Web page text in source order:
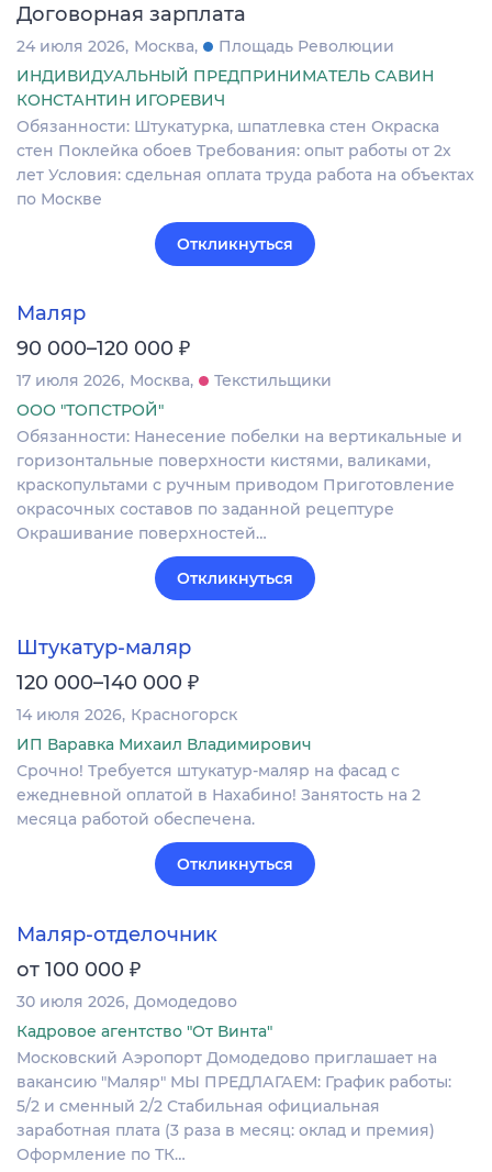
Договорная зарплата
24 июля 2026 Москва
Площадь Революции
ИНДИВИДУАЛЬНЫЙ ПРЕДПРИНИМАТЕЛЬ САВИН
КОНСТАНТИН ИГОРЕВИЧ
Обязанности: Штукатурка, шпатлевка стен Окраска
стен Поклейка обоев Требования: опыт работы от 2х
лет Условия: сдельная оплата труда работа на объектах
по Москве
Откликнуться
Маляр
90 000–120 000 ₽
17 июля 2026 Москва
Текстильщики
ООО "ТОПСТРОЙ"
Обязанности: Нанесение побелки на вертикальные и
горизонтальные поверхности кистями, валиками,
краскопультами с ручным приводом Приготовление
окрасочных составов по заданной рецептуре
Окрашивание поверхностей…
Откликнуться
Штукатур-маляр
120 000–140 000 ₽
14 июля 2026 Красногорск
ИП Варавка Михаил Владимирович
Срочно! Требуется штукатур-маляр на фасад с
ежедневной оплатой в Нахабино! Занятость на 2
месяца работой обеспечена.
Откликнуться
Маляр-отделочник
от 100 000 ₽
30 июля 2026 Домодедово
Кадровое агентство "От Винта"
Московский Аэропорт Домодедово приглашает на
вакансию "Маляр" МЫ ПРЕДЛАГАЕМ: График работы:
5/2 и сменный 2/2 Стабильная официальная
заработная плата (3 раза в месяц: оклад и премия)
Оформление по ТК…